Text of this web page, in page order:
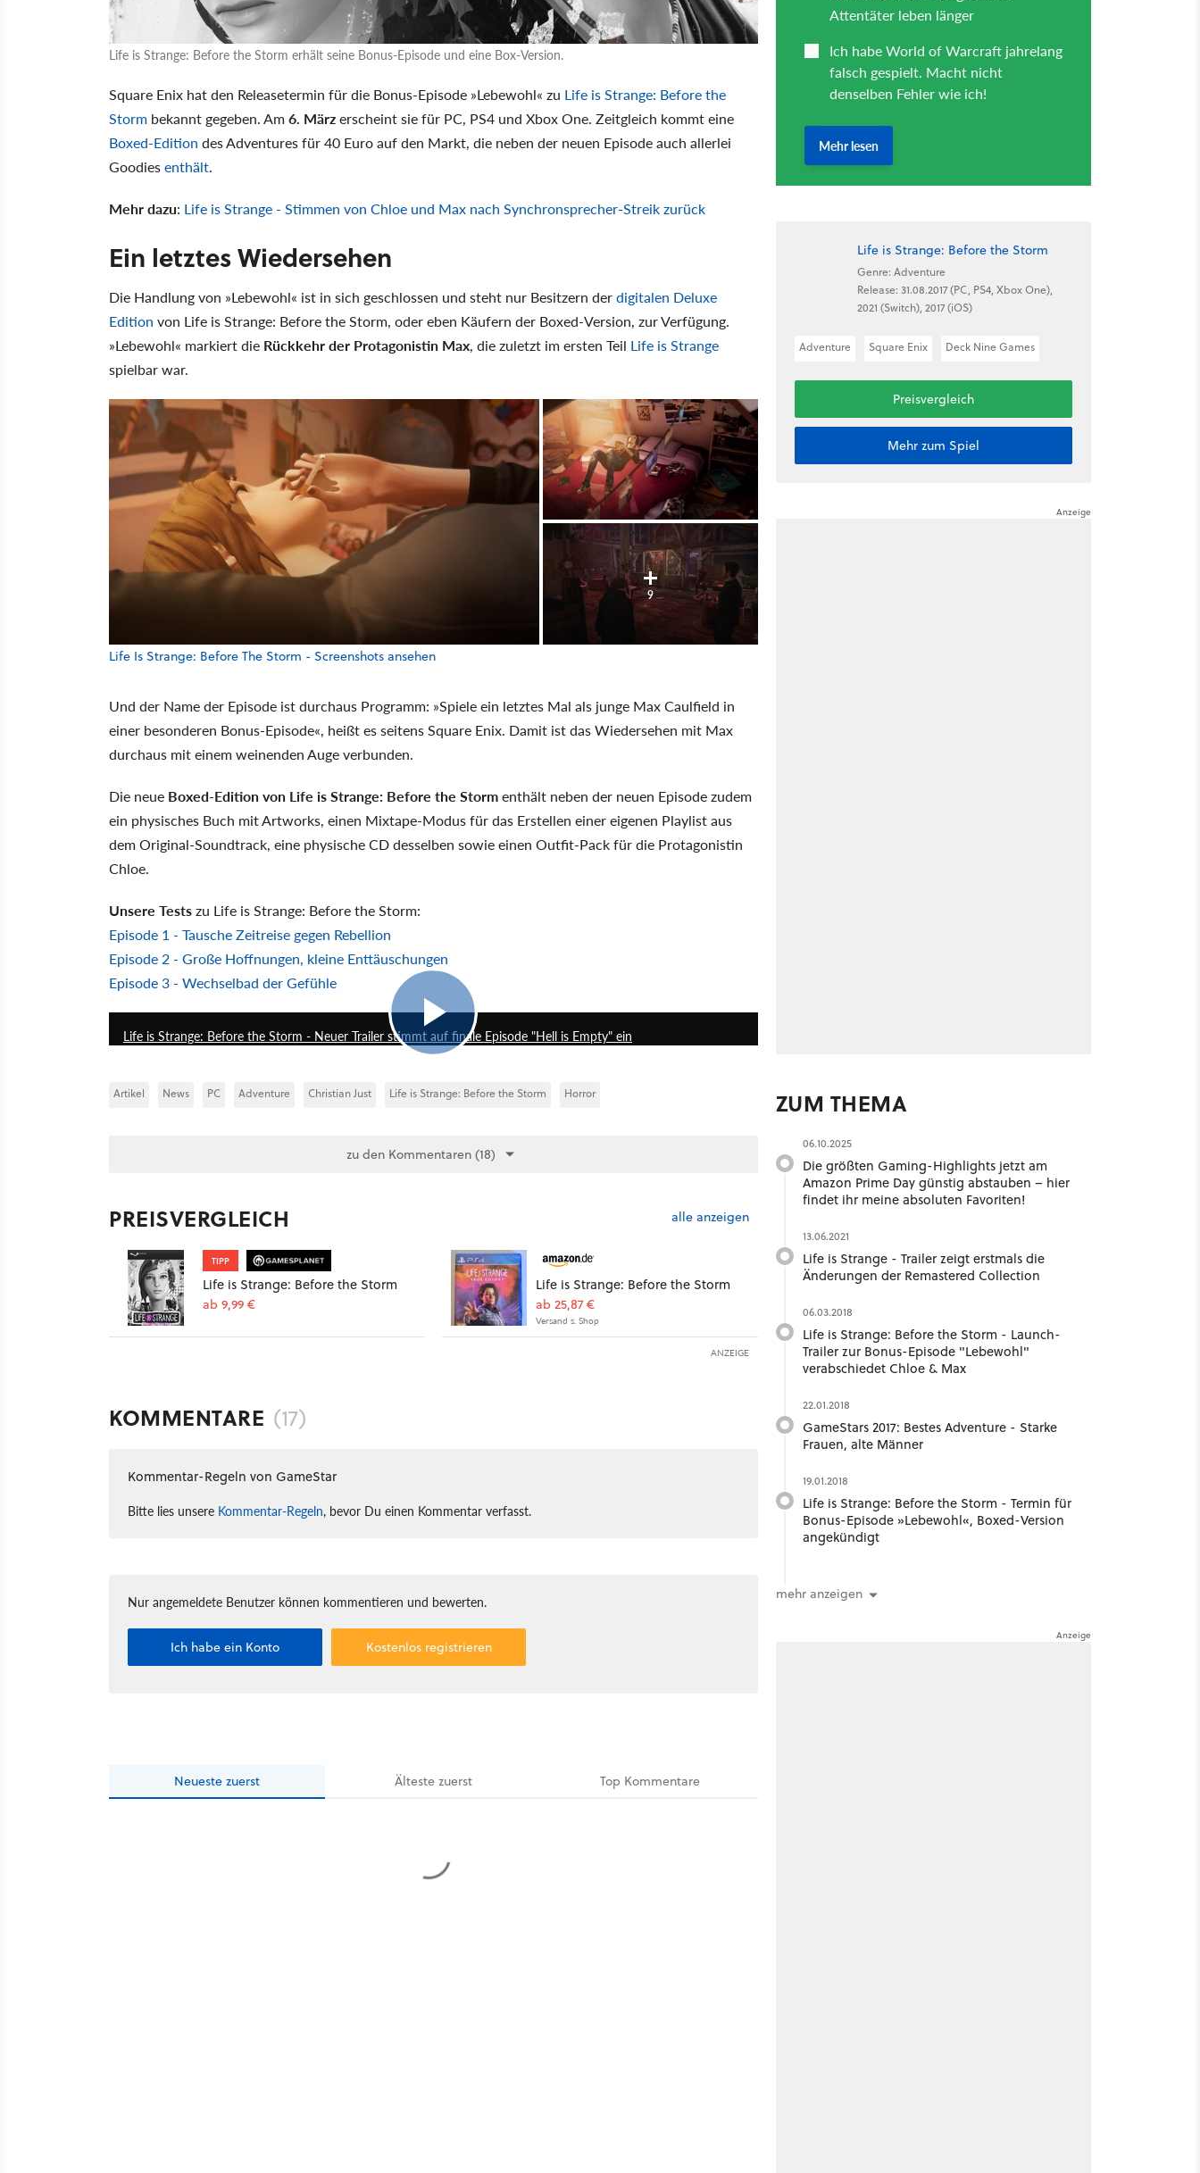
Life is Strange: Before the Storm erhält seine Bonus-Episode und eine Box-Version.
Square Enix hat den Releasetermin für die Bonus-Episode »Lebewohl« zu Life is Strange: Before the
Storm bekannt gegeben. Am6. Märzerscheint sie für PC, PS4 und Xbox One. Zeitgleich kommt eine
Boxed-Edition des Adventures für 40 Euro auf den Markt, die neben der neuen Episode auch allerlei
Goodiesenthält.
Mehr dazu: Life is Strange - Stimmen von Chloe und Max nach Synchronsprecher-Streik zurück
Ein letztes Wiedersehen
Die Handlung von »Lebewohl« ist in sich geschlossen und steht nur Besitzern derdigitalen Deluxe
Edition von Life is Strange: Before the Storm, oder eben Käufern der Boxed-Version, zur Verfügung.
»Lebewohl« markiert die Rückkehr der Protagonistin Max, die zuletzt im ersten Teil Life is Strange
spielbar war.
9
Life Is Strange: Before The Storm - Screenshots ansehen
Und der Name der Episode ist durchaus Programm: »Spiele ein letztes Mal als junge Max Caulfield in
einer besonderen Bonus-Episode«, heißt es seitens Square Enix. Damit ist das Wiedersehen mit Max
durchaus mit einem weinenden Auge verbunden.
Die neue Boxed-Edition von Life is Strange: Before the Stormenthält neben der neuen Episode zudem
ein physisches Buch mit Artworks, einen Mixtape-Modus für das Erstellen einer eigenen Playlist aus
dem Original-Soundtrack, eine physische CD desselben sowie einen Outfit-Pack für die Protagonistin
Chloe.
Unsere Testszu Life is Strange: Before the Storm:
Episode 1 - Tausche Zeitreise gegen Rebellion
Episode 2 - Große Hoffnungen, kleine Enttäuschungen
Episode 3 - Wechselbad der Gefühle
Life is Strange: Before the Storm - Neuer Trailer stimmt auf finale Episode "Hell is Empty" ein
Artikel News PC Adventure Christian Just Life is Strange: Before the Storm Horror
zu den Kommentaren (18)
PREISVERGLEICH alle anzeigen
TIPP
Life is Strange: Before the Storm
ab 9,99 €
Life is Strange: Before the Storm
ab 25,87 €
Versand s. Shop
ANZEIGE
KOMMENTARE (17)
Kommentar-Regeln von GameStar
Bitte lies unsere Kommentar-Regeln, bevor Du einen Kommentar verfasst.
Nur angemeldete Benutzer können kommentieren und bewerten.
Ich habe ein Konto Kostenlos registrieren
Neueste zuerst Ältestezuerst Top Kommentare
Life is Strange: Before the Storm
Genre: Adventure
Release: 31.08.2017 (PC, PS4, Xbox One),
2021 (Switch), 2017 (iOS)
Adventure Square Enix Deck Nine Games
Preisvergleich
Mehr zum Spiel
ZUM THEMA
06.10.2025
Die größten Gaming-Highlights jetzt am
Amazon Prime Day günstig abstauben – hier
findet ihr meine absoluten Favoriten!
13.06.2021
Life is Strange - Trailer zeigt erstmals die
Änderungen der Remastered Collection
06.03.2018
Life is Strange: Before the Storm - Launch-
Trailer zur Bonus-Episode "Lebewohl"
verabschiedet Chloe & Max
22.01.2018
GameStars 2017: Bestes Adventure - Starke
Frauen, alte Männer
19.01.2018
Life is Strange: Before the Storm - Termin für
Bonus-Episode »Lebewohl«, Boxed-Version
angekündigt
mehr anzeigen